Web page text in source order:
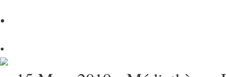
.
.